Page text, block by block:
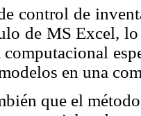
control de
de MS Excel,
computacional
en una
que el